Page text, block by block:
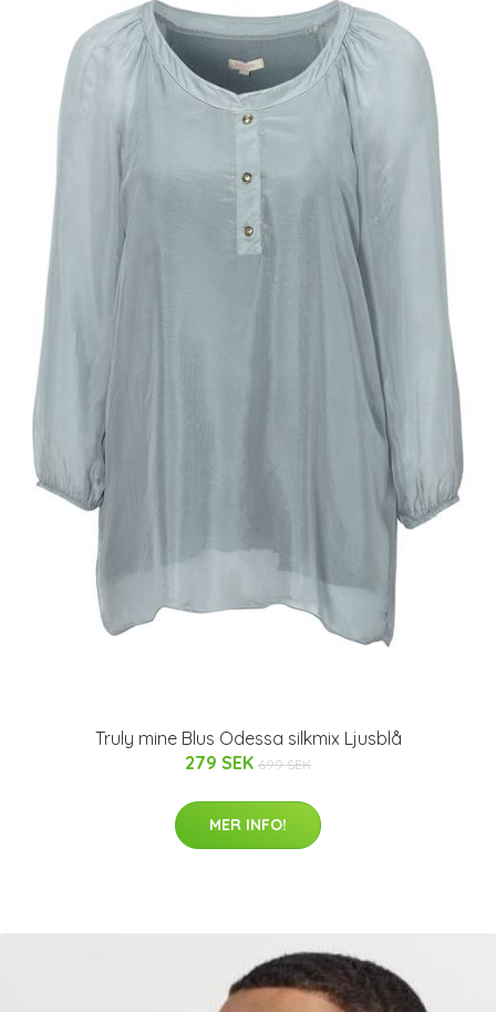
Truly mine Blus Odessa silkmix Ljusblå
279 SEK 699 SEK
MER INFO!